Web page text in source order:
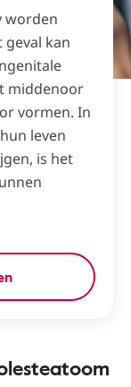
worden
kan
middenoor
vormen. In
leven
is het